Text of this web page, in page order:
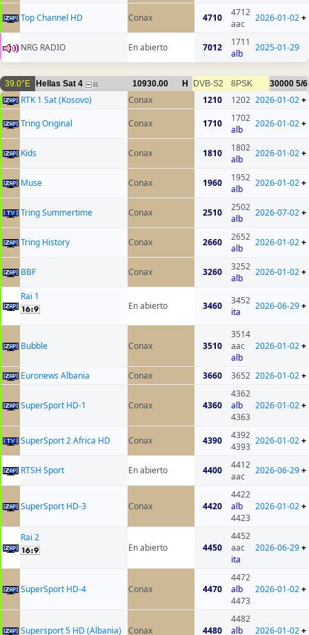
Top Channel HD Conax 4710
4712
aac
2026-01-02+
NRG RADIO En abierto 7012
1711
alb
2025-01-29
39.0°E Hellas Sat 4 31 10930.00 H DVB-S2 8PSK 30000 5/6
RTK 1 Sat (Kosovo) Conax 1210 1202 2026-01-02+
Tring Original
Conax 1710
1702
alb
2026-01-02+
Kids Conax 1810
1802
alb
2026-01-02+
Muse Conax 1960
1952
alb
2026-01-02+
Tring Summertime Conax 2510
2502
alb
2026-07-02+
Tring History Conax 2660
2652
alb
2026-01-02+
BBF Conax 3260
3252
alb
2026-01-02+
Rai 1
En abierto
3460
3452
ita
2026-06-29+
Bubble Conax 3510
3514
aac
alb
2026-01-02+
Euronews Albania Conax 3660 3652 2026-01-02+
SuperSport HD-1 Conax 4360
4362
alb
4363
2026-01-02+
SuperSport 2 Africa HD Conax 4390
4392
4393
2026-01-02+
RTSH Sport En abierto 4400
4412
aac
2026-06-29+
SuperSport HD-3 Conax 4420
4422
alb
4423
2026-01-02+
Rai 2
En abierto
4450
4452
aac
ita
2026-06-29+
SuperSport HD-4 Conax 4470
4472
alb
4473
2026-01-02+
Supersport 5 HD (Albania) Conax 4480
4482
alb
2026-01-02+